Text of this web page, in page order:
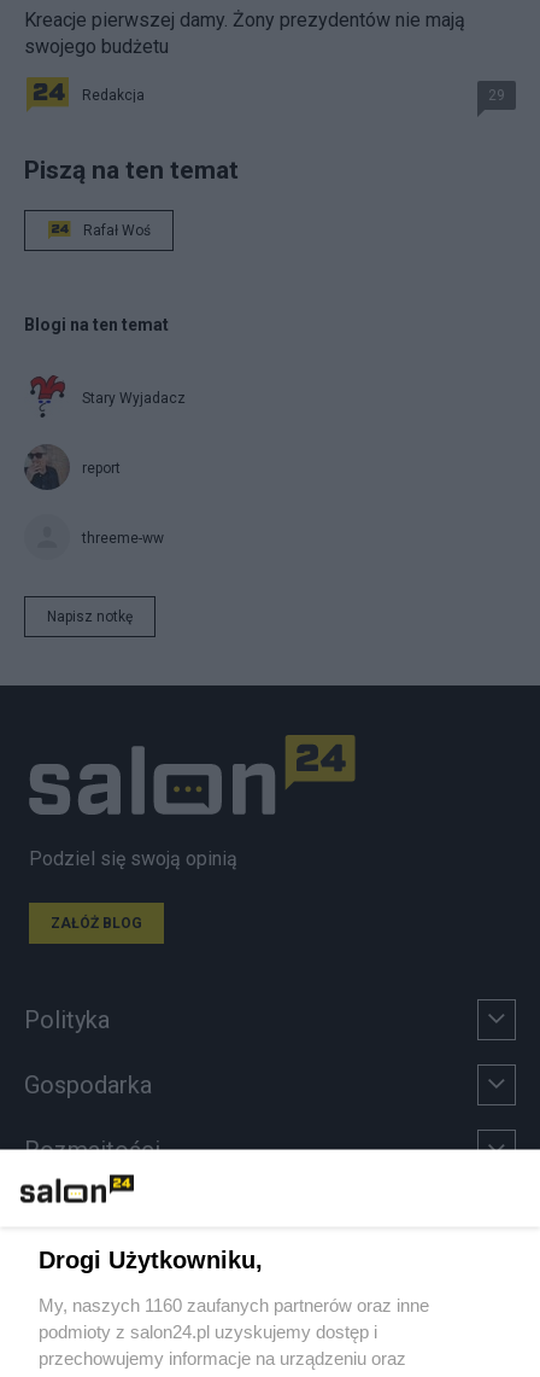
Kreacje pierwszej damy. Żony prezydentów nie mają
swojego budżetu
Redakcja 29
Piszą na ten temat
Rafał Woś
Blogi na ten temat
Stary Wyjadacz
report
threeme-ww
Napisz notkę
Podziel się swoją opinią
ZAŁÓŻ BLOG
Polityka
Gospodarka
Rozmaitości
Sport
Społeczeństwo
Drogi Użytkowniku,
My, naszych 1160 zaufanych partnerów oraz inne
podmioty z salon24.pl uzyskujemy dostęp i
przechowujemy informacje na urządzeniu oraz